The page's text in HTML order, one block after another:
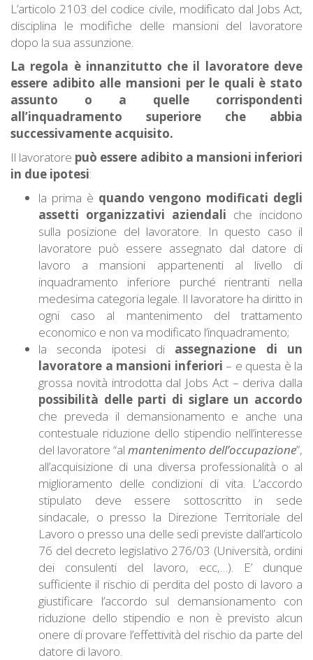
L’articolo 2103 del codice civile, modificato dal Jobs Act,
disciplina le modifiche delle mansioni del lavoratore
dopo la sua assunzione.
La regola è innanzitutto che il lavoratore deve
essere adibito alle mansioni per le quali è stato
assunto o a quelle corrispondenti
all’inquadramento superiore che abbia
successivamente acquisito.
Il lavoratore può essere adibito a mansioni inferiori
in due ipotesi:
la prima è quando vengono modificati degli
assetti organizzativi aziendali che incidono
sulla posizione del lavoratore. In questo caso il
lavoratore può essere assegnato dal datore di
lavoro a mansioni appartenenti al livello di
inquadramento inferiore purché rientranti nella
medesima categoria legale. Il lavoratore ha diritto in
ogni caso al mantenimento del trattamento
economico e non va modificato l’inquadramento;
la seconda ipotesi di assegnazione di un
lavoratore a mansioni inferiori – e questa è la
grossa novità introdotta dal Jobs Act – deriva dalla
possibilità delle parti di siglare un accordo
che preveda il demansionamento e anche una
contestuale riduzione dello stipendio nell’interesse
del lavoratore “al mantenimento dell’occupazione”,
all’acquisizione di una diversa professionalità o al
miglioramento delle condizioni di vita. L’accordo
stipulato deve essere sottoscritto in sede
sindacale, o presso la Direzione Territoriale del
Lavoro o presso una delle sedi previste dall’articolo
76 del decreto legislativo 276/03 (Università, ordini
dei consulenti del lavoro, ecc,…). E’ dunque
sufficiente il rischio di perdita del posto di lavoro a
giustificare l’accordo sul demansionamento con
riduzione dello stipendio e non è previsto alcun
onere di provare l’effettività del rischio da parte del
datore di lavoro.